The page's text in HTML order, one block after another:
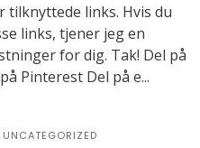
tilknyttede links. Hvis du
links, tjener jeg en
for dig. Tak! Del på
Pinterest Del på e...
UNCATEGORIZED